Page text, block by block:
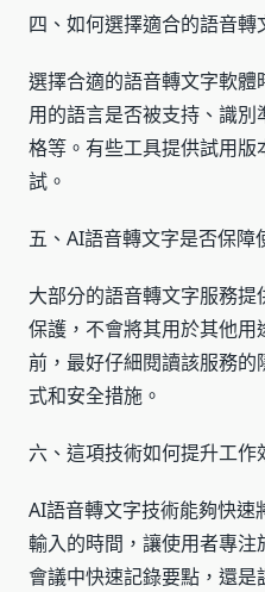
四、如何選擇適合的語音轉
選擇合適的語音轉文字軟
用的語言是否被支持、識
格等。有些工具提供試用
試。
五、AI語音轉文字是否保障
大部分的語音轉文字服務
保護，不會將其用於其他
前，最好仔細閱讀該服務
式和安全措施。
六、這項技術如何提升工作
AI語音轉文字技術能夠快速
輸入的時間，讓使用者專
會議中快速記錄要點，還